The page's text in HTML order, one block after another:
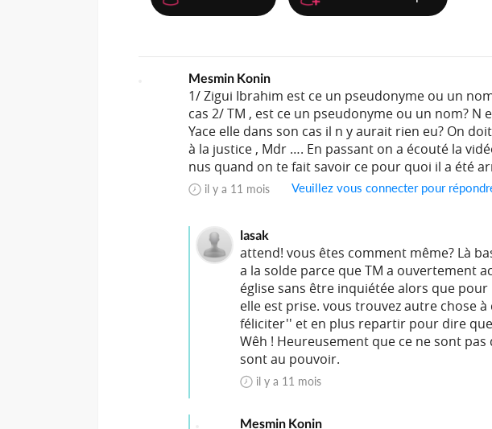
Mesmin Konin
1/ Zigui Ibrahim est ce un pseudonyme ou un
cas 2/ TM , est ce un pseudonyme ou un nom? N
Yace elle dans son cas il n y aurait rien eu? On
à la justice , Mdr …. En passant on a écouté la
nus quand on te fait savoir ce pour quoi il a été
il y a 11 mois Veuillez vous connecter pour
lasak
attend! vous êtes comment même? Là
a la solde parce que TM a ouvertement
église sans être inquiétée alors que
elle est prise. vous trouvez autre chose
féliciter'' et en plus repartir pour dire
Wêh ! Heureusement que ce ne sont
sont au pouvoir.
il y a 11 mois
Mesmin Konin